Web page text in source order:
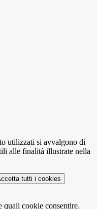
utilizzati si avvalgono di
alle finalità illustrate nella
tutti i cookies
quali cookie consentire.